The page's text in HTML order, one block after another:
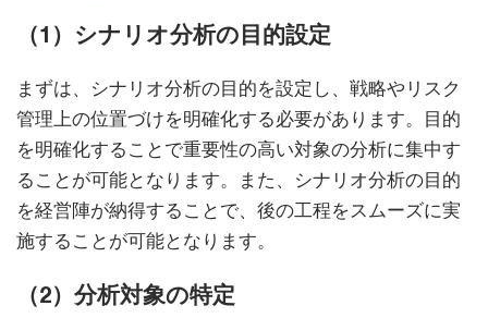
（1）シナリオ分析の目的設定
まずは、シナリオ分析の目的を設定し、戦略やリスク
管理上の位置づけを明確化する必要があります。目的
を明確化することで重要性の高い対象の分析に集中す
ることが可能となります。また、シナリオ分析の目的
を経営陣が納得することで、後の工程をスムーズに実
施することが可能となります。
（2）分析対象の特定